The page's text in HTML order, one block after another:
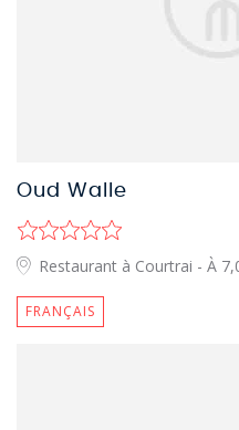
Oud Walle
Restaurant à Courtrai - À
FRANÇAIS